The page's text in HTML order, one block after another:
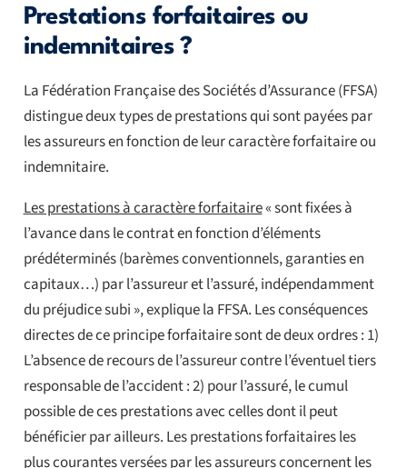
Prestations forfaitaires ou
indemnitaires ?
La Fédération Française des Sociétés d’Assurance (FFSA)
distingue deux types de prestations qui sont payées par
les assureurs en fonction de leur caractère forfaitaire ou
indemnitaire.
Les prestations à caractère forfaitaire« sont fixées à
l’avance dans le contrat en fonction d’éléments
prédéterminés (barèmes conventionnels, garanties en
capitaux…) par l’assureur et l’assuré, indépendamment
du préjudice subi », explique la FFSA. Les conséquences
directes de ce principe forfaitaire sont de deux ordres : 1)
L’absence de recours de l’assureur contre l’éventuel tiers
responsable de l’accident : 2) pour l’assuré, le cumul
possible de ces prestations avec celles dont il peut
bénéficier par ailleurs. Les prestations forfaitaires les
plus courantes versées par les assureurs concernent les